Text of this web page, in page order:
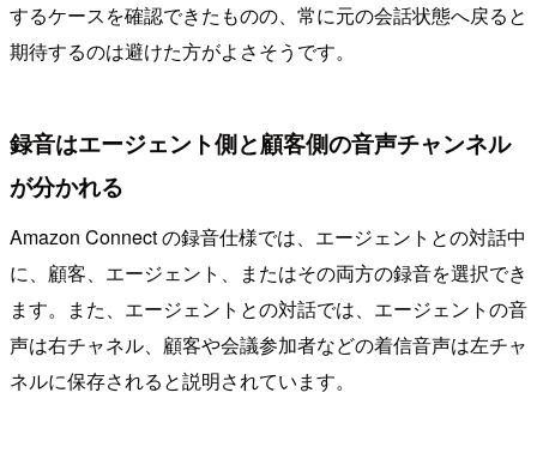
するケースを確認できたものの、常に元の会話状態へ戻ると
期待するのは避けた方がよさそうです。
録音はエージェント側と顧客側の音声チャンネル
が分かれる
Amazon Connect の録音仕様では、エージェントとの対話中
に、顧客、エージェント、またはその両方の録音を選択でき
ます。また、エージェントとの対話では、エージェントの音
声は右チャネル、顧客や会議参加者などの着信音声は左チャ
ネルに保存されると説明されています。